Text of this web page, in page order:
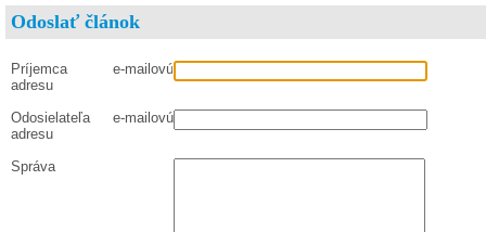
Odoslať článok
Príjemca e-mailovú
adresu
Odosielateľa e-mailovú
adresu
Správa